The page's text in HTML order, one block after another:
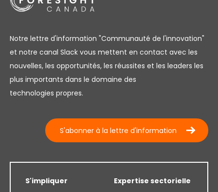
Notre lettre d'information "Communauté de l'innovation"
et notre canal Slack vous mettent en contact avec les
nouvelles, les opportunités, les réussites et les leaders les
plus importants dans le domaine des
technologies propres.
S'abonner à la lettre d'information
S'impliquer
Expertise sectorielle